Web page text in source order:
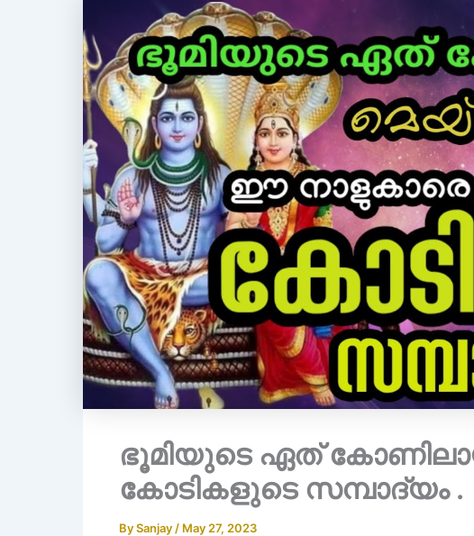
ഭൂമിയുടെ ഏത്
കോടികളുടെ സമ്പാദ്യം .
BySanjay / May 27, 2023